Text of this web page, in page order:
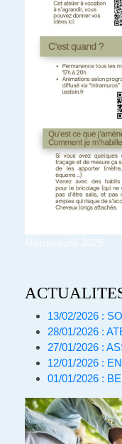
13/02/2026 :
28/01/2026 :
27/01/2026 :
12/01/2026 :
01/01/2026 :